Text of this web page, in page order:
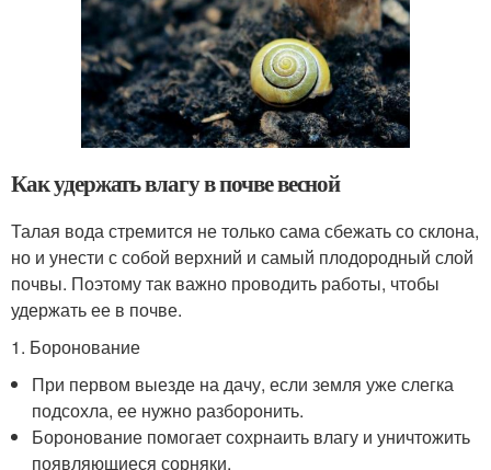
Как удержать влагу в почве весной
Талая вода стремится не только сама сбежать со склона,
но и унести с собой верхний и самый плодородный слой
почвы. Поэтому так важно проводить работы, чтобы
удержать ее в почве.
1. Боронование
При первом выезде на дачу, если земля уже слегка
подсохла, ее нужно разборонить.
Боронование помогает сохрнаить влагу и уничтожить
появляющиеся сорняки.